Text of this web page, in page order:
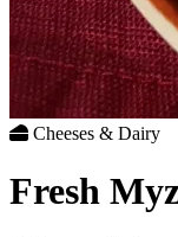
Cheeses & Dairy
Fresh